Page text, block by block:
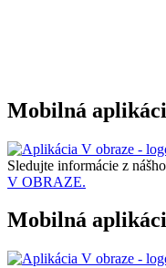
Mobilná
Sledujte informácie z
V OBRAZE.
Mobilná